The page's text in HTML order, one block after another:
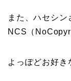
また、ハセシン
NCS（
よっぽどお好き